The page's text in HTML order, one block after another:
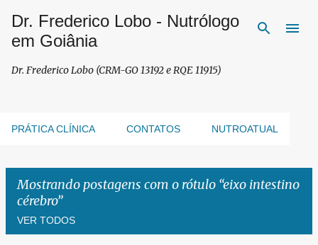
Pular para o conteúdo principal
Dr. Frederico Lobo - Nutrólogo
em Goiânia
Dr. Frederico Lobo (CRM-GO 13192 e RQE 11915)
PRÁTICA CLÍNICA CONTATOS NUTROATUAL
Mostrando postagens com o rótulo eixo intestino
cérebro
VER TODOS